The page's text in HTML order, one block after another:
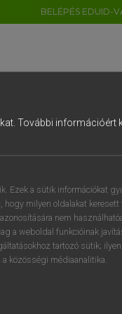
BELÉPÉS EDUID-
További információért
Ezek a sütik információkat
milyen oldalakat keresett
nem
a weboldal funkcióinak
tartozó sütik;
közösségi médiaanalitika.
7 8 9
z u i
j k l é
n m , .